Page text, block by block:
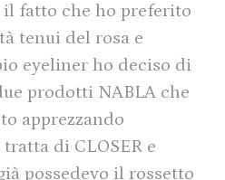
il fatto che ho preferito
tenui del rosa e
eyeliner ho deciso di
prodotti NABLA che
apprezzando
di CLOSER e
possedevo il rossetto